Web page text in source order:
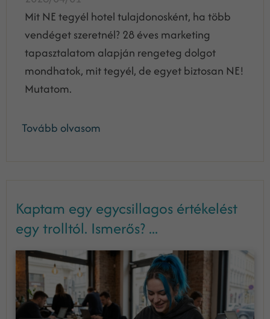
Mit NE tegyél hotel tulajdonosként, ha több
vendéget szeretnél? 28 éves marketing
tapasztalatom alapján rengeteg dolgot
mondhatok, mit tegyél, de egyet biztosan NE!
Mutatom.
Tovább olvasom
Kaptam egy egycsillagos értékelést
egy trolltól. Ismerős? ...